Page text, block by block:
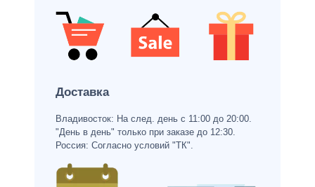
Доставка
Владивосток: На след. день с 11:00 до 20:00.
"День в день" только при заказе до 12:30.
Россия: Согласно условий "ТК".